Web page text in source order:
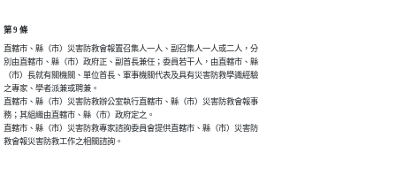
第 9 條
直轄市、縣（市）災害防救會報置召集人一人、副召集人一人或二人，分
別由直轄市、縣（市）政府正、副首長兼任；委員若干人，由直轄市、縣
（市）長就有關機關、單位首長、軍事機關代表及具有災害防救學識經驗
之專家、學者派兼或聘兼。
直轄市、縣（市）災害防救辦公室執行直轄市、縣（市）災害防救會報事
務；其組織由直轄市、縣（市）政府定之。
直轄市、縣（市）災害防救專家諮詢委員會提供直轄市、縣（市）災害防
救會報災害防救工作之相關諮詢。